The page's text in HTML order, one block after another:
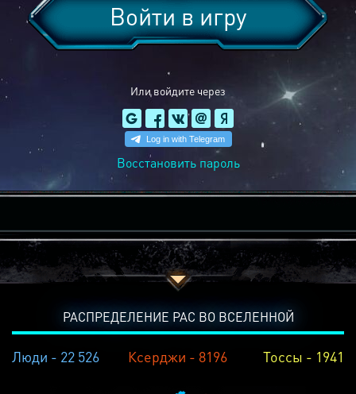
Или войдите через
Войти в игру
Восстановить пароль
РАСПРЕДЕЛЕНИЕ РАС ВО ВСЕЛЕННОЙ
Люди - 22 526 Ксерджи - 8196 Тоссы - 1941